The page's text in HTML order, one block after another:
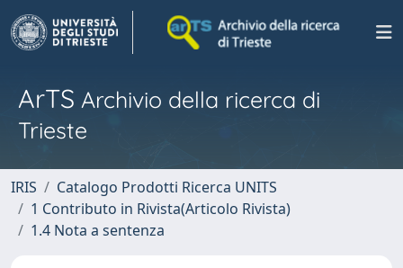
ArTS Archivio della ricerca di
Trieste
IRIS
Catalogo Prodotti Ricerca UNITS
1 Contributo in Rivista(Articolo Rivista)
1.4 Nota a sentenza